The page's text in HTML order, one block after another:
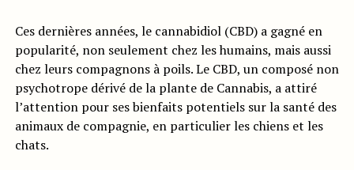
Ces dernières années, le cannabidiol (CBD) a gagné en
popularité, non seulement chez les humains, mais aussi
chez leurs compagnons à poils. Le CBD, un composé non
psychotrope dérivé de la plante de Cannabis, a attiré
l’attention pour ses bienfaits potentiels sur la santé des
animaux de compagnie, en particulier les chiens et les
chats.